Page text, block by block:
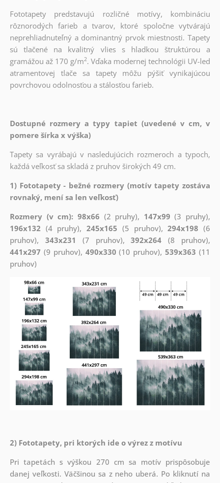
Fototapety predstavujú rozličné motívy, kombináciu
rôznorodých farieb a tvarov, ktoré spoločne vytvárajú
neprehliadnuteľný a dominantný prvok miestnosti. Tapety
sú tlačené na kvalitný vlies s hladkou štruktúrou a
gramážou až 170 g/m2. Vďaka modernej technológii UV-led
atramentovej tlače sa tapety môžu pýšiť vynikajúcou
povrchovou odolnosťou a stálosťou farieb.
Dostupné rozmery a typy tapiet (uvedené v cm, v
pomere šírka x výška)
Tapety sa vyrábajú v nasledujúcich rozmeroch a typoch,
každá veľkosť sa skladá z pruhov širokých 49 cm.
1) Fototapety - bežné rozmery (motív tapety zostáva
rovnaký, mení sa len veľkosť)
Rozmery (v cm): 98x66 (2 pruhy), 147x99 (3 pruhy),
196x132 (4 pruhy),245x165 (5 pruhov),294x198 (6
pruhov), 343x231 (7 pruhov),392x264 (8 pruhov),
441x297 (9 pruhov), 490x330 (10 pruhov),539x363 (11
pruhov)
2) Fototapety, pri ktorých ide o výrez z motívu
Pri tapetách s výškou 270 cm sa motív prispôsobuje
danej veľkosti. Väčšinou sa z neho uberá. Po kliknutí na